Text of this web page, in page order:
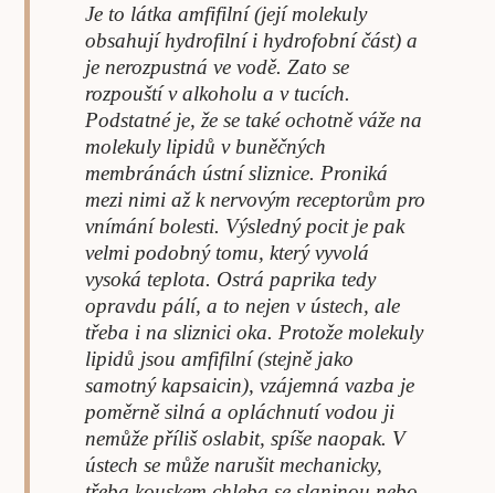
Je to látka amfifilní (její molekuly
obsahují hydrofilní i hydrofobní část) a
je nerozpustná ve vodě. Zato se
rozpouští v alkoholu a v tucích.
Podstatné je, že se také ochotně váže na
molekuly lipidů v buněčných
membránách ústní sliznice. Proniká
mezi nimi až k nervovým receptorům pro
vnímání bolesti. Výsledný pocit je pak
velmi podobný tomu, který vyvolá
vysoká teplota. Ostrá paprika tedy
opravdu pálí, a to nejen v ústech, ale
třeba i na sliznici oka. Protože molekuly
lipidů jsou amfifilní (stejně jako
samotný kapsaicin), vzájemná vazba je
poměrně silná a opláchnutí vodou ji
nemůže příliš oslabit, spíše naopak. V
ústech se může narušit mechanicky,